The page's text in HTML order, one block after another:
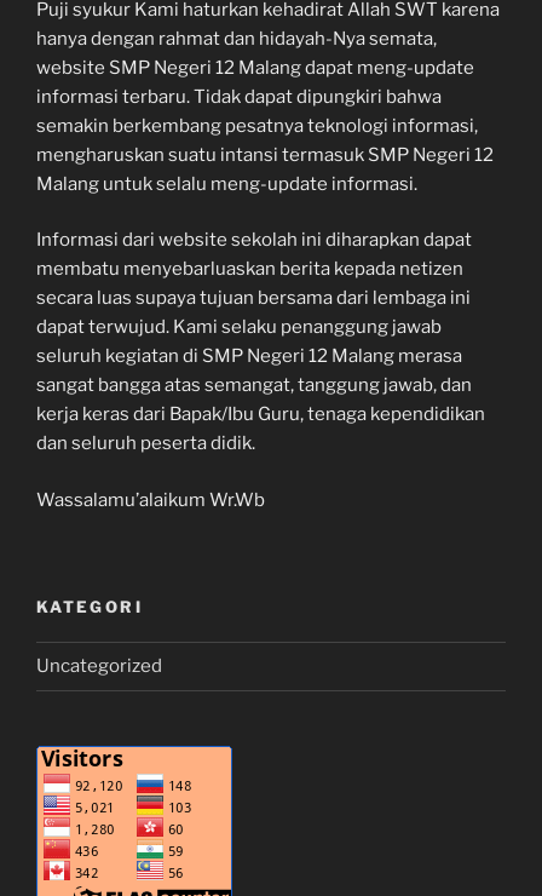
Puji syukur Kami haturkan kehadirat Allah SWT karena
hanya dengan rahmat dan hidayah-Nya semata,
website SMP Negeri 12 Malang dapat meng-update
informasi terbaru. Tidak dapat dipungkiri bahwa
semakin berkembang pesatnya teknologi informasi,
mengharuskan suatu intansi termasuk SMP Negeri 12
Malang untuk selalu meng-update informasi.
Informasi dari website sekolah ini diharapkan dapat
membatu menyebarluaskan berita kepada netizen
secara luas supaya tujuan bersama dari lembaga ini
dapat terwujud. Kami selaku penanggung jawab
seluruh kegiatan di SMP Negeri 12 Malang merasa
sangat bangga atas semangat, tanggung jawab, dan
kerja keras dari Bapak/Ibu Guru, tenaga kependidikan
dan seluruh peserta didik.
Wassalamu’alaikum Wr.Wb
KATEGORI
Uncategorized